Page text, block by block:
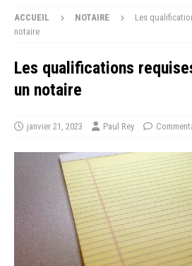
ACCUEIL NOTAIRE
Les
notaire
Les qualifications
un notaire
janvier 21, 2023 Paul Rey